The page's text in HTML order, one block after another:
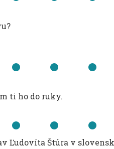
ti ho do ruky.
Ľudovíta Štúra v